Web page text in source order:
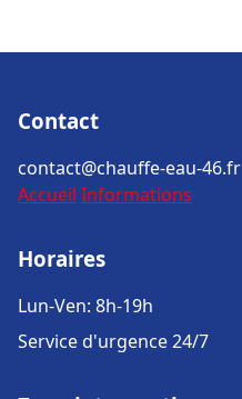
Contact
contact@chauffe-eau-46.fr
Accueil Informations
Horaires
Lun-Ven: 8h-19h
Service d'urgence 24/7